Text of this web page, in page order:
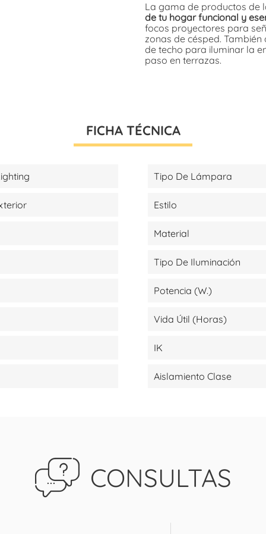
La gama de productos de
de tu hogar funcional y
focos proyectores para
zonas de césped.
de techo para iluminar la
paso en terrazas.
FICHA TÉCNICA
Tipo De Lámpara
Estilo
Material
Tipo De Iluminación
Potencia (W.)
Vida Útil (Horas)
IK
Aislamiento Clase
CONSULTAS